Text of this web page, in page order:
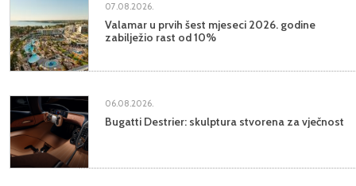
07.08.2026.
Valamar u prvih šest mjeseci 2026. godine
zabilježio rast od 10%
06.08.2026.
Bugatti Destrier: skulptura stvorena za vječnost